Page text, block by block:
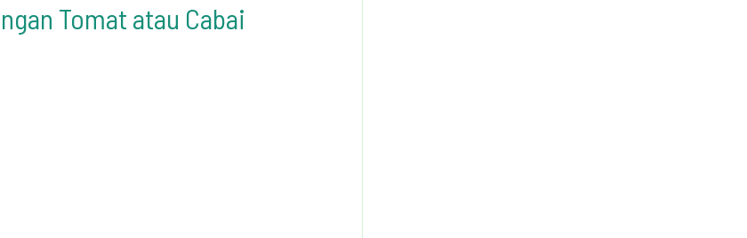
Tomat atau Cabai